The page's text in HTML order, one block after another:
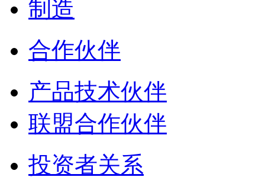
制造
合作伙伴
产品技术伙伴
联盟合作伙伴
投资者关系